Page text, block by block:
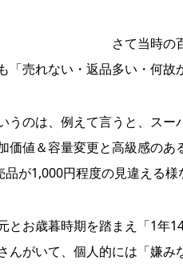
さて当時の
「売れない・返品多い・何
うのは、例えて言うと、ス
価値＆容量変更と高級感の
が1,000円程度の見違える様
とお歳暮時期を踏まえ「1年
んがいて、個人的には「嫌